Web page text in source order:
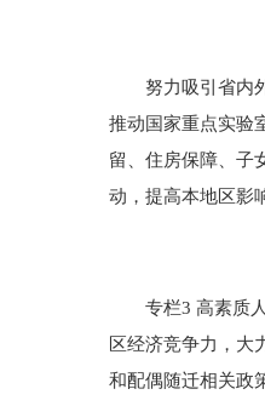
努力吸引省内外
推动国家重点实验
留、住房保障、子
动，提高本地区影
专栏3 高素质人
区经济竞争力，大
和配偶随迁相关政